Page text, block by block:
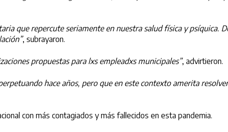
que repercute seriamente en nuestra salud física y psíquica.
, subrayaron.
propuestas para lxs empleadxs municipales”, advirtieron.
hace años, pero que en este contexto amerita
con más contagiados y más fallecidos en esta pandemia.